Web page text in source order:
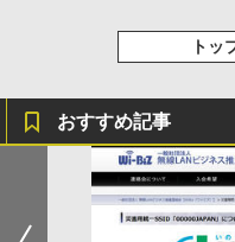
トッ
おすすめ記事